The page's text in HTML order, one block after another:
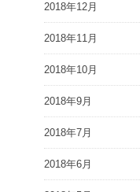
2018年12月
2018年11月
2018年10月
2018年9月
2018年7月
2018年6月